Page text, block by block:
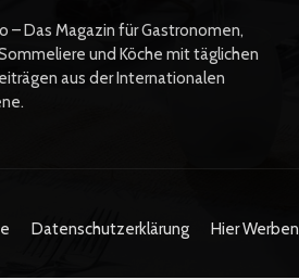
– Das Magazin für Gastronomen,
und Köche mit täglichen
aus der Internationalen
Datenschutzerklärung Hier Werben